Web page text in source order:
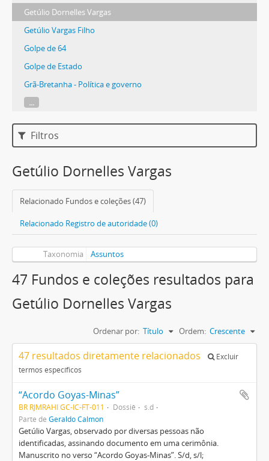
Getúlio Dornelles Vargas
Getúlio Vargas Filho
Golpe de 64
Golpe de Estado
Grã-Bretanha - Política e governo
...
Filtros
Getúlio Dornelles Vargas
Relacionado Fundos e coleções (47)
Relacionado Registro de autoridade (0)
Taxonomia Assuntos
47 Fundos e coleções resultados para
Getúlio Dornelles Vargas
Ordenar por: Título Ordem: Crescente
47 resultados diretamente relacionados
Excluir
termos específicos
“Acordo Goyas-Minas”
BR RJMRAHI GC-IC-FT-011 Dossiê
s.d
Parte de Geraldo Calmon
Getúlio Vargas, observado por diversas pessoas não
identificadas, assinando documento em uma cerimônia.
Manuscrito no verso “Acordo Goyas-Minas”. S/d, s/l;